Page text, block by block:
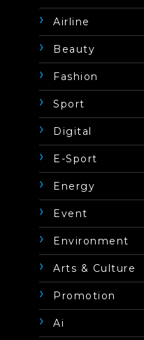
Airline
Beauty
Fashion
Sport
Digital
E-Sport
Energy
Event
Environment
Arts & Culture
Promotion
Ai